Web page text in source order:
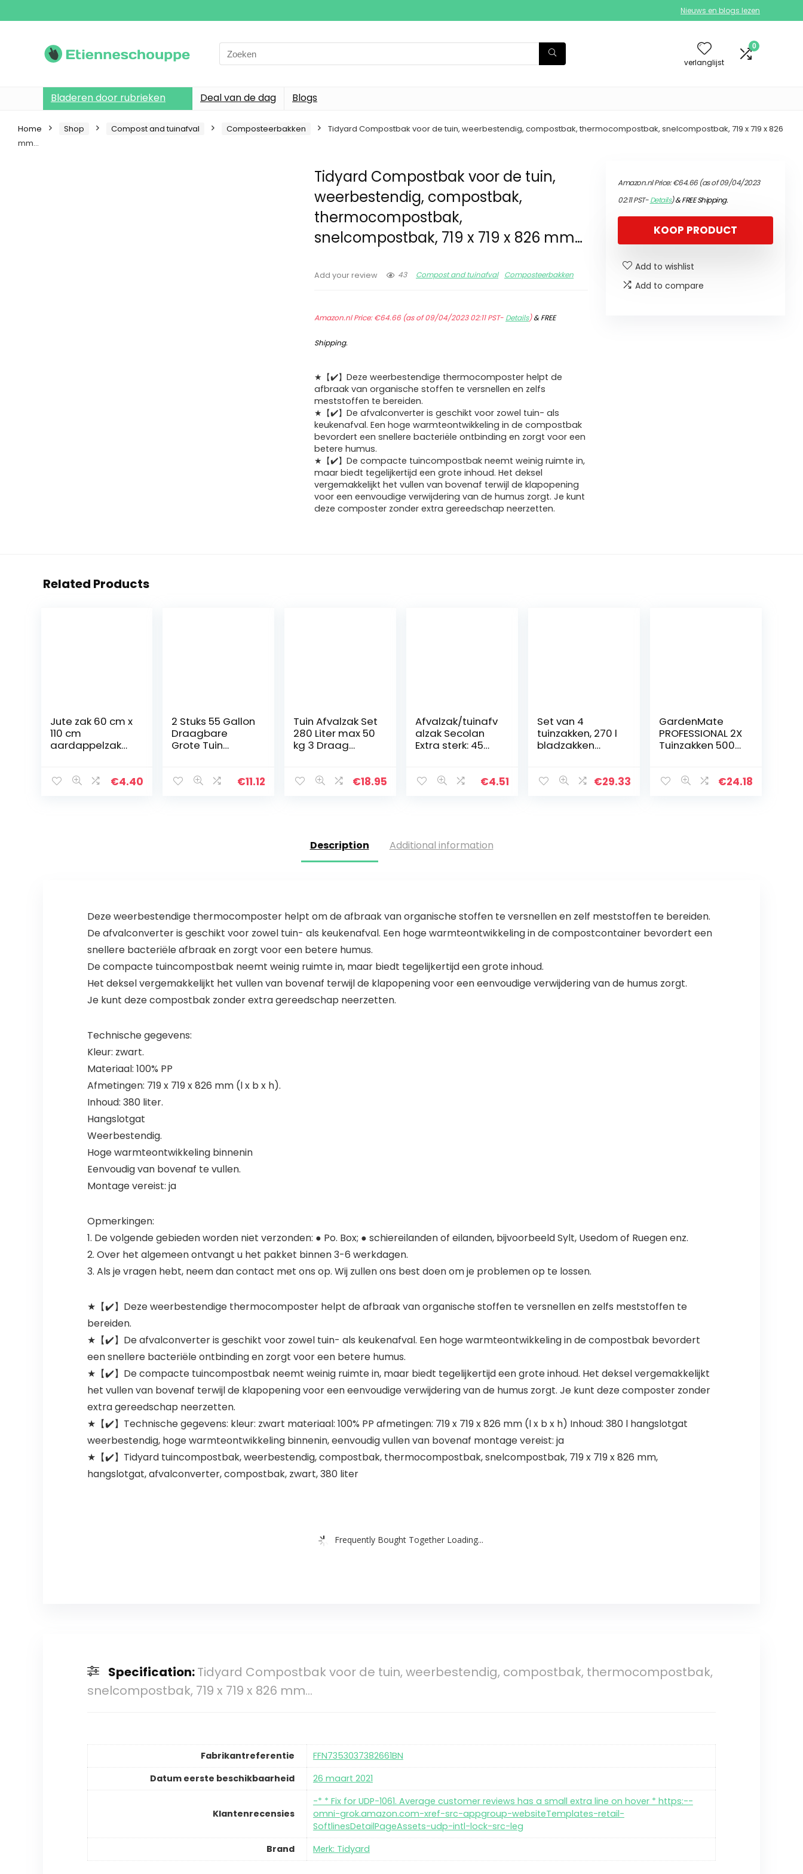
Nieuws en blogs lezen
Search
for:
verlanglijst
0
Bladeren door rubrieken Deal van de dag Blogs
Home Shop Compost and tuinafval Composteerbakken
Tidyard Compostbak voor de tuin, weerbestendig, compostbak, thermocompostbak, snelcompostbak, 719 x 719 x 826
mm…
Tidyard Compostbak voor de tuin,
weerbestendig, compostbak,
thermocompostbak,
snelcompostbak, 719 x 719 x 826 mm…
Add your review 43 Compost and tuinafval Composteerbakken
Amazon.nl Price:€64.66(as of 09/04/2023 02:11 PST- Details)&FREE
Shipping.
★【✔️】Deze weerbestendige thermocomposter helpt de
afbraak van organische stoffen te versnellen en zelfs
meststoffen te bereiden.
★【✔️】De afvalconverter is geschikt voor zowel tuin- als
keukenafval. Een hoge warmteontwikkeling in de compostbak
bevordert een snellere bacteriële ontbinding en zorgt voor een
betere humus.
★【✔️】De compacte tuincompostbak neemt weinig ruimte in,
maar biedt tegelijkertijd een grote inhoud. Het deksel
vergemakkelijkt het vullen van bovenaf terwijl de klapopening
voor een eenvoudige verwijdering van de humus zorgt. Je kunt
deze composter zonder extra gereedschap neerzetten.
Amazon.nl Price:€64.66(as of 09/04/2023
02:11 PST-Details)&FREE Shipping.
KOOP PRODUCT
Add to wishlist
Add to compare
Related Products
Jute zak 60 cm x
110 cm
aardappelzak
inhoud
€4.40
2 Stuks 55 Gallon
Draagbare
Grote Tuin
Vuilnis Gras
€11.12
Tuin Afvalzak Set
280 Liter max 50
kg 3 Draag
Groot
€18.95
Afvalzak/tuinafv
alzak Secolan
Extra sterk: 45
€4.51
Set van 4
tuinzakken, 270 l
bladzakken
zelfstaand en
€29.33
GardenMate
PROFESSIONAL 2X
Tuinzakken 500L
eefsel (PP)
€24.18
Description Additional information
Deze weerbestendige thermocomposter helpt om de afbraak van organische stoffen te versnellen en zelf meststoffen te bereiden.
De afvalconverter is geschikt voor zowel tuin- als keukenafval. Een hoge warmteontwikkeling in de compostcontainer bevordert een
snellere bacteriële afbraak en zorgt voor een betere humus.
De compacte tuincompostbak neemt weinig ruimte in, maar biedt tegelijkertijd een grote inhoud.
Het deksel vergemakkelijkt het vullen van bovenaf terwijl de klapopening voor een eenvoudige verwijdering van de humus zorgt.
Je kunt deze compostbak zonder extra gereedschap neerzetten.
Technische gegevens:
Kleur: zwart.
Materiaal: 100% PP
Afmetingen: 719 x 719 x 826 mm (l x b x h).
Inhoud: 380 liter.
Hangslotgat
Weerbestendig.
Hoge warmteontwikkeling binnenin
Eenvoudig van bovenaf te vullen.
Montage vereist: ja
Opmerkingen:
1. De volgende gebieden worden niet verzonden: ● Po. Box; ● schiereilanden of eilanden, bijvoorbeeld Sylt, Usedom of Ruegen enz.
2. Over het algemeen ontvangt u het pakket binnen 3-6 werkdagen.
3. Als je vragen hebt, neem dan contact met ons op. Wij zullen ons best doen om je problemen op te lossen.
★【✔️】Deze weerbestendige thermocomposter helpt de afbraak van organische stoffen te versnellen en zelfs meststoffen te
bereiden.
★【✔️】De afvalconverter is geschikt voor zowel tuin- als keukenafval. Een hoge warmteontwikkeling in de compostbak bevordert
een snellere bacteriële ontbinding en zorgt voor een betere humus.
★【✔️】De compacte tuincompostbak neemt weinig ruimte in, maar biedt tegelijkertijd een grote inhoud. Het deksel vergemakkelijkt
het vullen van bovenaf terwijl de klapopening voor een eenvoudige verwijdering van de humus zorgt. Je kunt deze composter zonder
extra gereedschap neerzetten.
★【✔️】Technische gegevens: kleur: zwart materiaal: 100% PP afmetingen: 719 x 719 x 826 mm (l x b x h) Inhoud: 380 l hangslotgat
weerbestendig, hoge warmteontwikkeling binnenin, eenvoudig vullen van bovenaf montage vereist: ja
★【✔️】Tidyard tuincompostbak, weerbestendig, compostbak, thermocompostbak, snelcompostbak, 719 x 719 x 826 mm,
hangslotgat, afvalconverter, compostbak, zwart, 380 liter
Frequently Bought Together Loading...
Specification:Tidyard Compostbak voor de tuin, weerbestendig, compostbak, thermocompostbak,
snelcompostbak, 719 x 719 x 826 mm…
Fabrikantreferentie
FFN7353037382661BN
Datum eerste beschikbaarheid
26 maart 2021
Klantenrecensies
-* * Fix for UDP-1061. Average customer reviews has a small extra line on hover * https:--
omni-grok.amazon.com-xref-src-appgroup-websiteTemplates-retail-
SoftlinesDetailPageAssets-udp-intl-lock-src-leg
Brand
Merk: Tidyard